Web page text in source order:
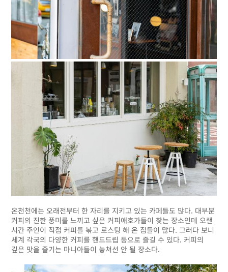
온천천에는 오래전부터 한 자리를 지키고 있는 카페들도 많다. 대부분
커피의 진한 풍미를 느끼고 싶은 커피애호가들이 찾는 장소인데 오랜
시간 주인이 직접 커피를 볶고 로스팅 해 온 집들이 많다. 그러다 보니
세계 각국의 다양한 커피를 핸드드립 등으로 즐길 수 있다. 커피의
깊은 맛을 즐기는 마니아들이 놓쳐선 안 될 장소다.